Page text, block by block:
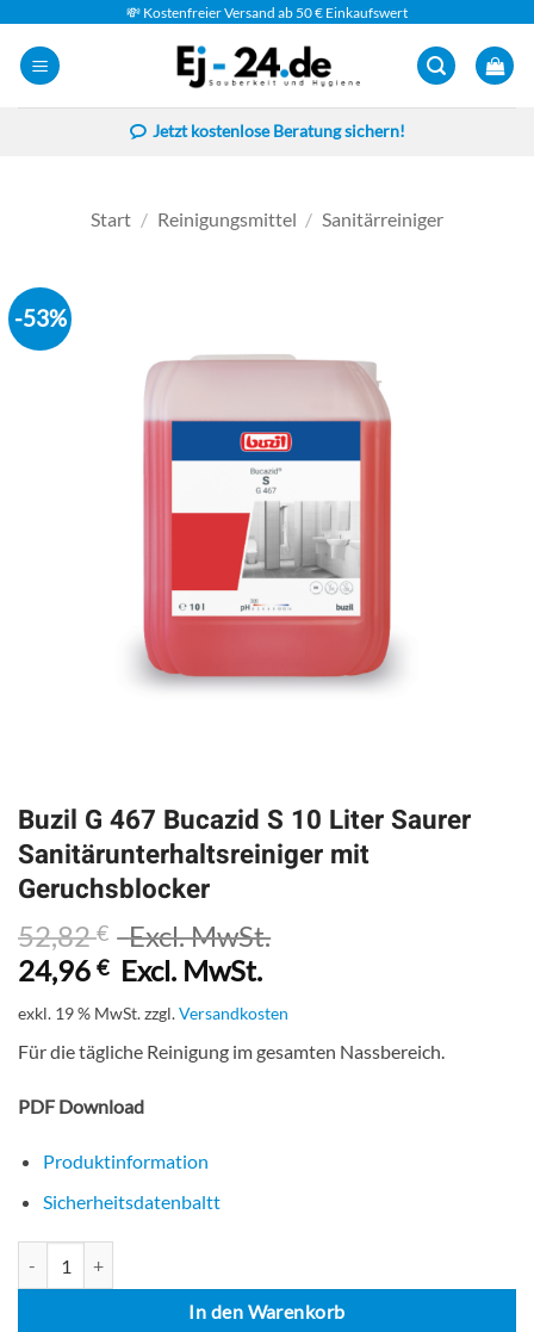
Inhalt
springen
💸 Kostenfreier Versand ab 50 € Einkaufswert
Jetzt kostenlose Beratung sichern!
Start / Reinigungsmittel / Sanitärreiniger
-53%
Buzil G 467 Bucazid S 10 Liter Saurer
Sanitärunterhaltsreiniger mit
Geruchsblocker
52,82€
Excl. MwSt.
24,96 € Excl. MwSt.
exkl. 19 % MwSt.zzgl.Versandkosten
Für die tägliche Reinigung im gesamten Nassbereich.
PDF Download
Produktinformation
Sicherheitsdatenbaltt
In den Warenkorb